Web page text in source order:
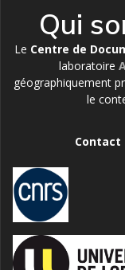
Qui
Le Centre de
laboratoire
géographiquement
le
Contact